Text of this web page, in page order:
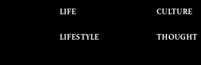
LIFE
LIFESTYLE
CULTURE
THOUGHT